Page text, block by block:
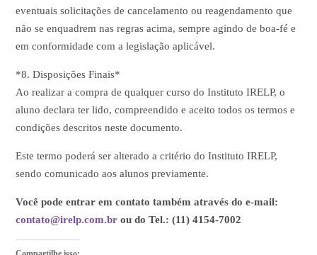
eventuais solicitações de cancelamento ou reagendamento que
não se enquadrem nas regras acima, sempre agindo de boa-fé e
em conformidade com a legislação aplicável.
*8. Disposições Finais*
Ao realizar a compra de qualquer curso do Instituto IRELP, o
aluno declara ter lido, compreendido e aceito todos os termos e
condições descritos neste documento.
Este termo poderá ser alterado a critério do Instituto IRELP,
sendo comunicado aos alunos previamente.
Você pode entrar em contato também através do e-mail:
contato@irelp.com.br ou do Tel.: (11) 4154-7002